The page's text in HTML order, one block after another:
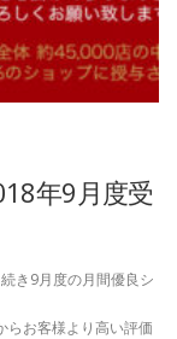
年9月度受
き9月度の月間優良シ
らお客様より高い評価